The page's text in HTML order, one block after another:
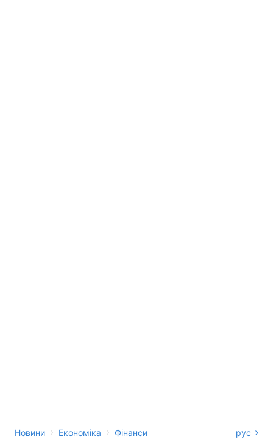
Новини › Економіка › Фінанси рус